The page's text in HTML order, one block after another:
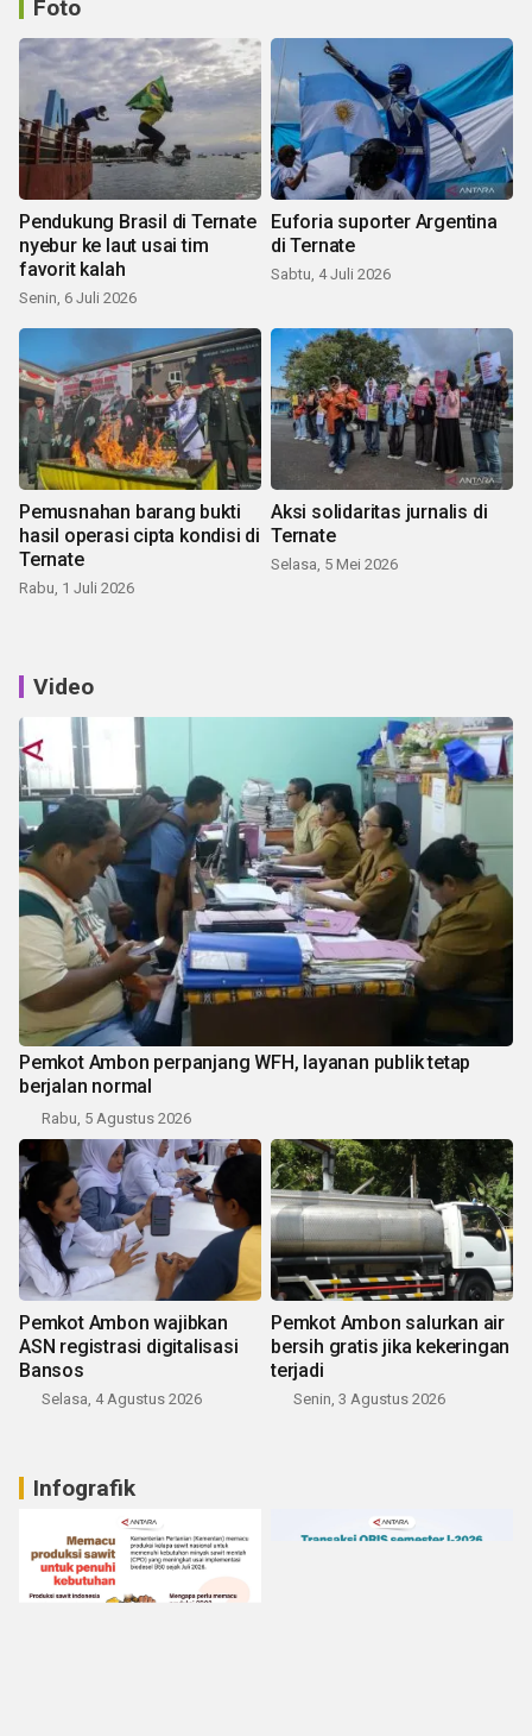
Foto
Pendukung Brasil di Ternate
nyebur ke laut usai tim
favorit kalah
Senin, 6 Juli 2026
Euforia suporter Argentina
di Ternate
Sabtu, 4 Juli 2026
Pemusnahan barang bukti
hasil operasi cipta kondisi di
Ternate
Rabu, 1 Juli 2026
Aksi solidaritas jurnalis di
Ternate
Selasa, 5 Mei 2026
Video
Pemkot Ambon perpanjang WFH, layanan publik tetap
berjalan normal
Rabu, 5 Agustus 2026
Pemkot Ambon wajibkan
ASN registrasi digitalisasi
Bansos
Selasa, 4 Agustus 2026
Pemkot Ambon salurkan air
bersih gratis jika kekeringan
terjadi
Senin, 3 Agustus 2026
Infografik